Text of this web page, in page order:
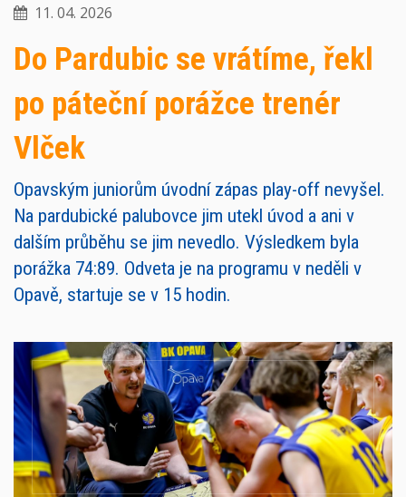
11. 04. 2026
Do Pardubic se vrátíme, řekl
po páteční porážce trenér
Vlček
Opavským juniorům úvodní zápas play-off nevyšel.
Na pardubické palubovce jim utekl úvod a ani v
dalším průběhu se jim nevedlo. Výsledkem byla
porážka 74:89. Odveta je na programu v neděli v
Opavě, startuje se v 15 hodin.